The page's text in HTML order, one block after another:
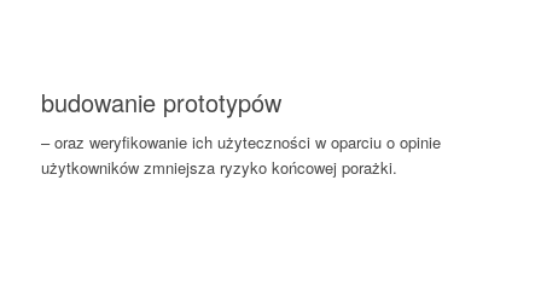
budowanie prototypów
– oraz weryfikowanie ich użyteczności w oparciu o opinie
użytkowników zmniejsza ryzyko końcowej porażki.